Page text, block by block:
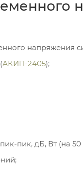
напряжения
АКИП-2405);
пик, дБ, Вт (на